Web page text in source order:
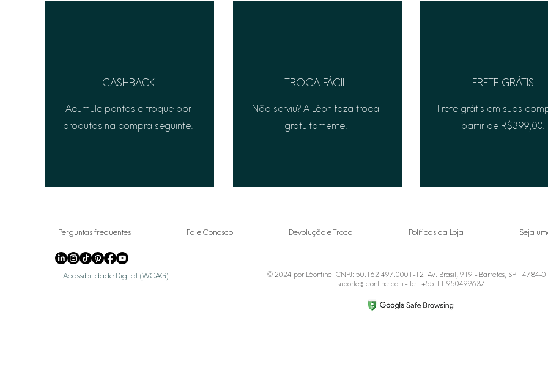
FRETE GRÁTIS
Frete grátis em suas
partir de R$399,00.
TROCA FÁCIL
Não serviu? A Lèon faza troca
gratuitamente.
CASHBACK
Acumule pontos e troque por
produtos na compra seguinte.
Perguntas frequentes Fale Conosco Devolução e Troca Políticas da Loja Seja
Acessibilidade Digital (WCAG)
© 2024 por Lèontine. CNPJ: 50.162.497.0001-12 Av. Brasil, 919 - Barretos, SP 14784-
suporte@leontine.com- Tel: +55 11 950499637